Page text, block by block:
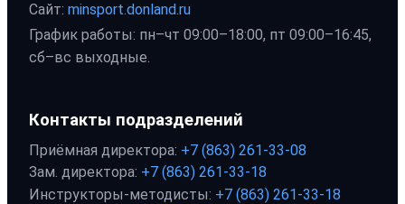
Сайт: minsport.donland.ru
График работы: пн–чт 09:00–18:00, пт 09:00–16:45,
сб–вс выходные.
Контакты подразделений
Приёмная директора: +7 (863) 261-33-08
Зам. директора: +7 (863) 261-33-18
Инструкторы-методисты: +7 (863) 261-33-18